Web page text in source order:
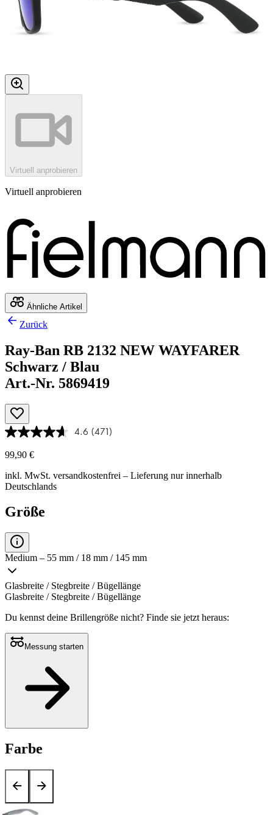
Virtuell anprobieren
Virtuell anprobieren
Ähnliche Artikel
Zurück
Ray-Ban RB 2132 NEW WAYFARER
Schwarz / Blau
Art.-Nr. 5869419
4.6 (471)
99,90 €
inkl. MwSt. versandkostenfrei – Lieferung nur innerhalb
Deutschlands
Größe
Medium – 55 mm / 18 mm / 145 mm
Glasbreite / Stegbreite / Bügellänge
Glasbreite / Stegbreite / Bügellänge
Du kennst deine Brillengröße nicht? Finde sie jetzt heraus:
Messung starten
Farbe